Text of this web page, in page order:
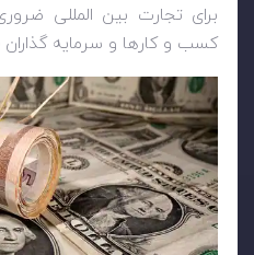
برای تجارت بین المللی
کسب و کارها و سرمایه